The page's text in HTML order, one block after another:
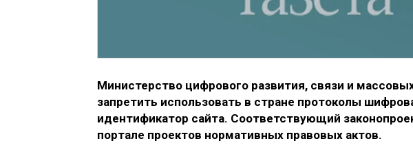
Министерство цифрового развития, связи и
запретить использовать в стране протоколы
идентификатор сайта. Соответствующий
портале проектов нормативных правовых актов.